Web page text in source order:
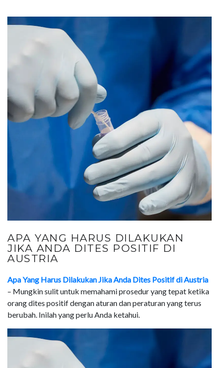
APA YANG HARUS DILAKUKAN
JIKA ANDA DITES POSITIF DI
AUSTRIA
Apa Yang Harus Dilakukan Jika Anda Dites Positif di Austria
– Mungkin sulit untuk memahami prosedur yang tepat ketika
orang dites positif dengan aturan dan peraturan yang terus
berubah. Inilah yang perlu Anda ketahui.